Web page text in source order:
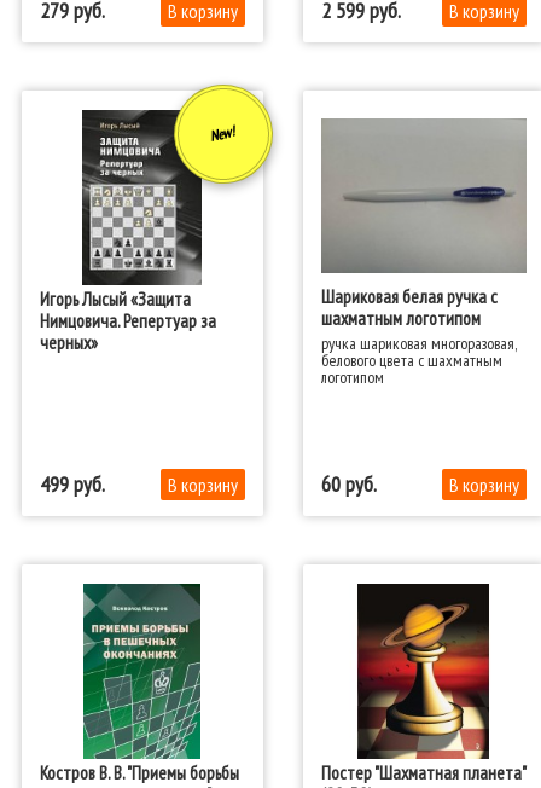
279 2 599
New!
Игорь Лысый «Защита
Нимцовича. Репертуар за
черных»
499
Шариковая белая ручка с
шахматным логотипом
ручка шариковая многоразовая,
белового цвета с шахматным
логотипом
60
Костров В. В. "Приемы борьбы
Постер "Шахматная планета"